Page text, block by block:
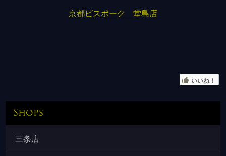
京都ビスポーク 堂島店
いいね！
Shops
三条店